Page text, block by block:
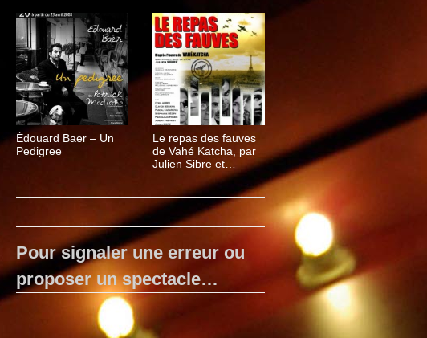
Édouard Baer – Un
Pedigree
Le repas des fauves
de Vahé Katcha, par
Julien Sibre et
Isabelle Brannens
Pour signaler une erreur ou
proposer un spectacle…